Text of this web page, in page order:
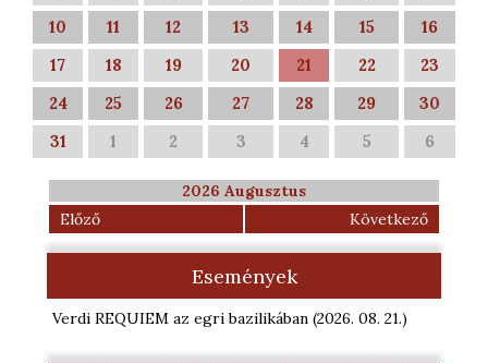
10
11 12 13 14 15
16
17
18 19 20 21 22
23
24
25 26 27 28 29
30
31
1 2 3 4 5 6
2026 Augusztus
Előző
Következő
Események
Verdi REQUIEM az egri bazilikában (2026. 08. 21.)